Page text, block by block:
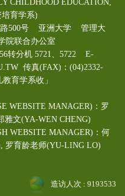
CHILDHOOD EDUCATION,
育学系)
路500号 亚洲大学 管理大
院联合办公室
转分机 5721、5722 E-
传真(FAX)：(04)2332-
育学系收」
WEBSITE MANAGER)：罗
雅文(YA-WEN CHENG)
WEBSITE MANAGER)：何
罗育龄老师(YU-LING LO)
造访人次 : 9193533